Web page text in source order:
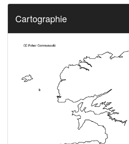
Cartographie